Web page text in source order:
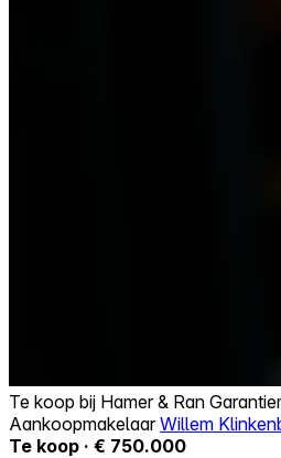
Te koop bij Hamer & Ran
AankoopmakelaarWillem
Te koop · € 750.000